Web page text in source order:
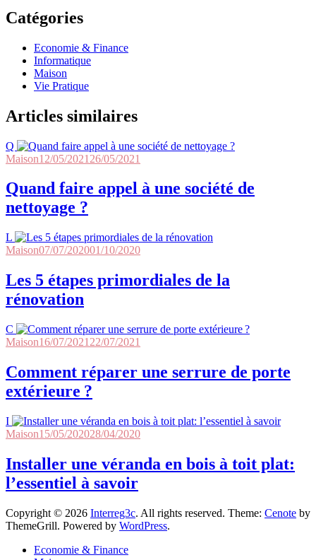
Catégories
Economie & Finance
Informatique
Maison
Vie Pratique
Articles similaires
Q
Maison12/05/2021 26/05/2021
Quand faire appel à une société de
nettoyage ?
L
Maison07/07/202001/10/2020
Les 5 étapes primordiales de la
rénovation
C
Maison16/07/2021 22/07/2021
Comment réparer une serrure de porte
extérieure ?
I
Maison15/05/202028/04/2020
Installer une véranda en bois à toit plat:
l’essentiel à savoir
Copyright © 2026 Interreg3c. All rights reserved. Theme: Cenote by
ThemeGrill. Powered by WordPress.
Economie & Finance